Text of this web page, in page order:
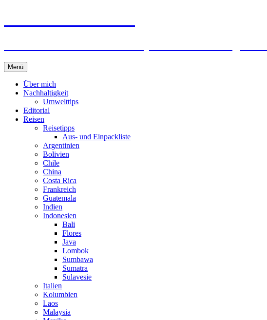
Menü Springe
zum
Inhalt
Über mich
Nachhaltigkeit
Umwelttips
Editorial
Reisen
Reisetipps
Aus- und Einpackliste
Argentinien
Bolivien
Chile
China
Costa Rica
Frankreich
Guatemala
Indien
Indonesien
Bali
Flores
Java
Lombok
Sumbawa
Sumatra
Sulavesie
Italien
Kolumbien
Laos
Malaysia